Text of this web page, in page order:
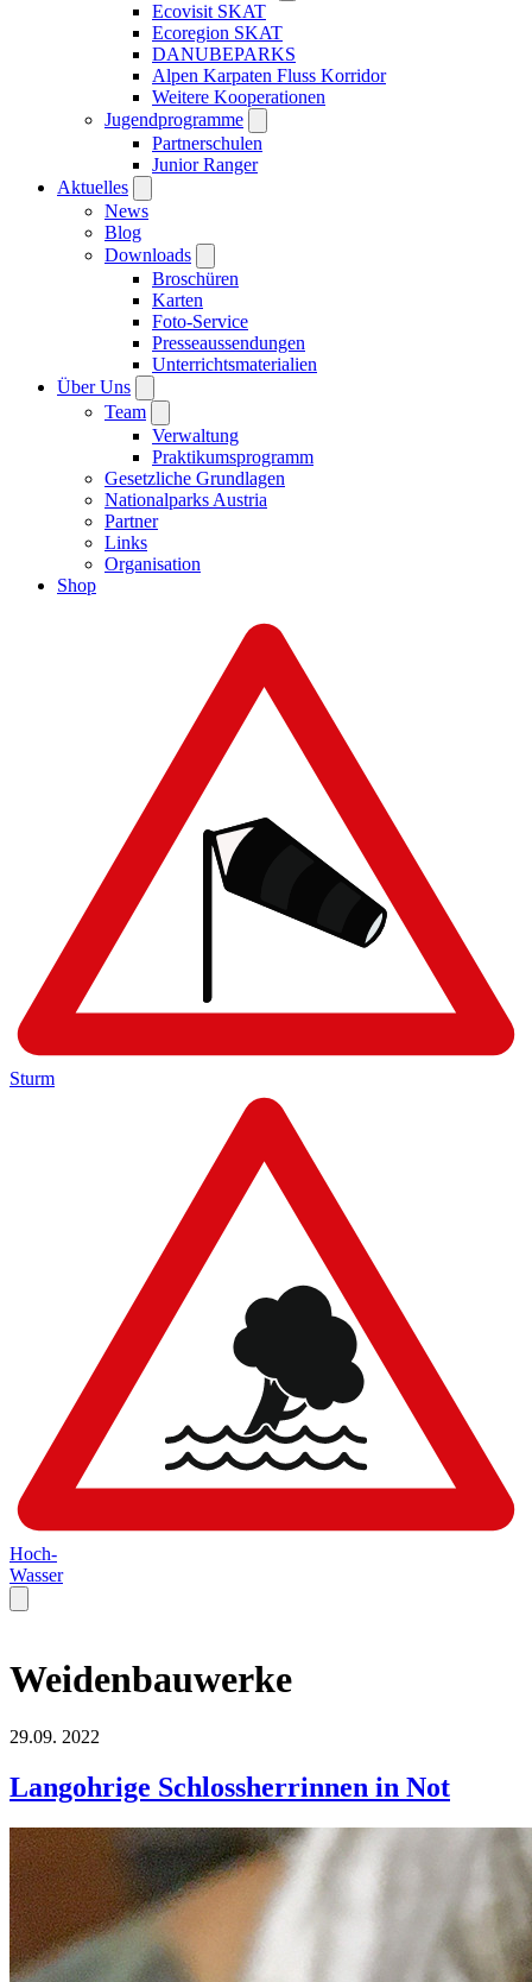
Ecovisit SKAT
Ecoregion SKAT
DANUBEPARKS
Alpen Karpaten Fluss Korridor
Weitere Kooperationen
Jugendprogramme
Partnerschulen
Junior Ranger
Aktuelles
News
Blog
Downloads
Broschüren
Karten
Foto-Service
Presseaussendungen
Unterrichtsmaterialien
Über Uns
Team
Verwaltung
Praktikumsprogramm
Gesetzliche Grundlagen
Nationalparks Austria
Partner
Links
Organisation
Shop
Sturm
Hoch-
Wasser
Weidenbauwerke
29.09. 2022
Langohrige Schlossherrinnen in Not